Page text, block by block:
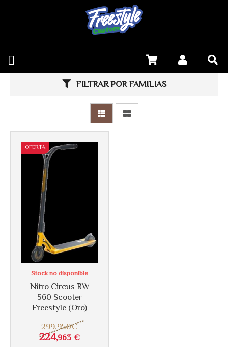
FILTRAR POR FAMILIAS
OFERTA
Nitro Circus RW
560 Scooter
Freestyle (Oro)
299,950€
224,963 €
Stock no disponible